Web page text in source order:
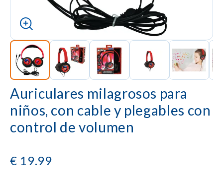
Auriculares milagrosos para
niños, con cable y plegables con
control de volumen
€ 19.99